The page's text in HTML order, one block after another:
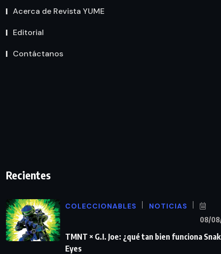
Acerca de Revista YUME
Editorial
Contáctanos
Recientes
COLECCIONABLES NOTICIAS
08/
TMNT × G.I. Joe: ¿qué tan bien funciona
Eyes